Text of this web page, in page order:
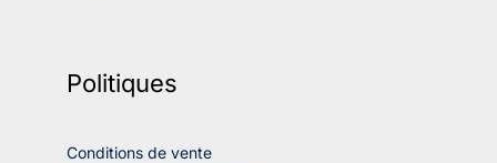
Politiques
Conditions de vente